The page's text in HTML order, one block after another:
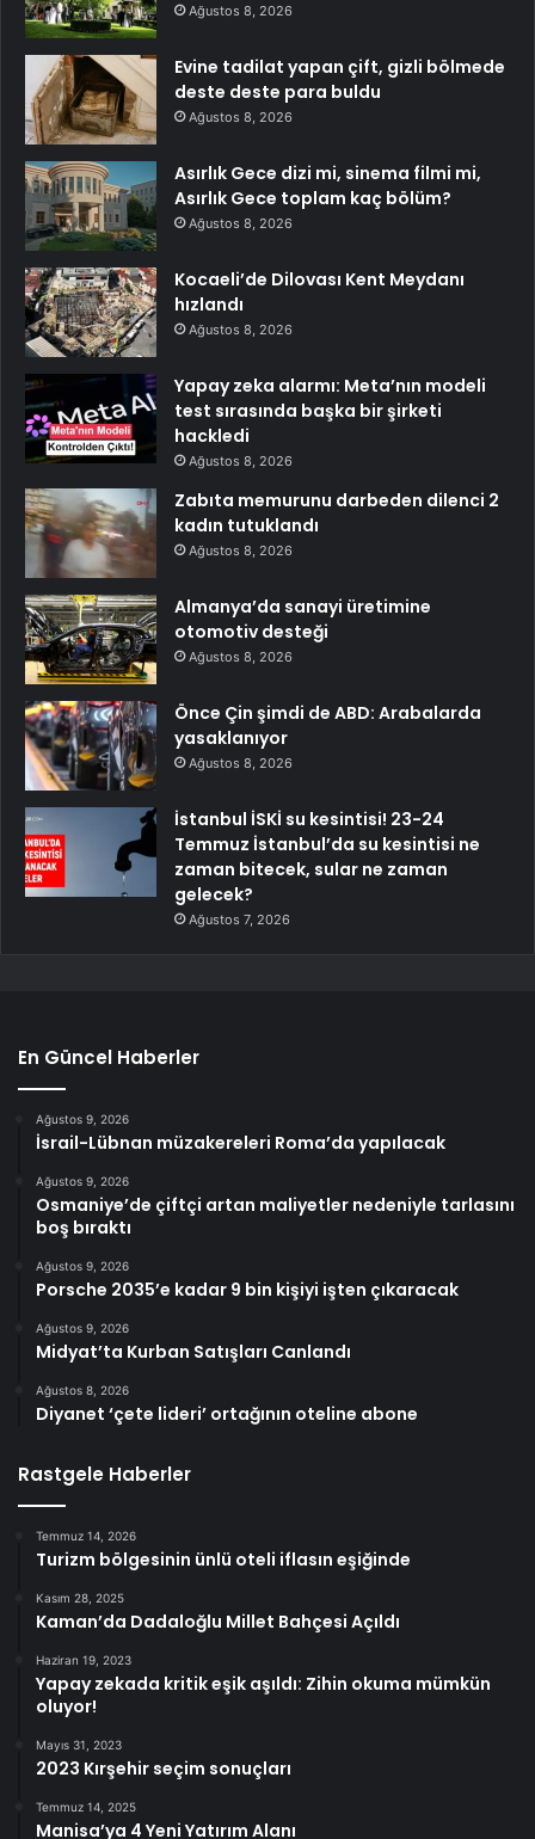
Ağustos 8, 2026
Evine tadilat yapan çift, gizli bölmede
deste deste para buldu
Ağustos 8, 2026
Asırlık Gece dizi mi, sinema filmi mi,
Asırlık Gece toplam kaç bölüm?
Ağustos 8, 2026
Kocaeli’de Dilovası Kent Meydanı
hızlandı
Ağustos 8, 2026
Yapay zeka alarmı: Meta’nın modeli
test sırasında başka bir şirketi
hackledi
Ağustos 8, 2026
Zabıta memurunu darbeden dilenci 2
kadın tutuklandı
Ağustos 8, 2026
Almanya’da sanayi üretimine
otomotiv desteği
Ağustos 8, 2026
Önce Çin şimdi de ABD: Arabalarda
yasaklanıyor
Ağustos 8, 2026
İstanbul İSKİ su kesintisi! 23-24
Temmuz İstanbul’da su kesintisi ne
zaman bitecek, sular ne zaman
gelecek?
Ağustos 7, 2026
En Güncel Haberler
Ağustos 9, 2026
İsrail-Lübnan müzakereleri Roma’da yapılacak
Ağustos 9, 2026
Osmaniye’de çiftçi artan maliyetler nedeniyle tarlasını
boş bıraktı
Ağustos 9, 2026
Porsche 2035’e kadar 9 bin kişiyi işten çıkaracak
Ağustos 9, 2026
Midyat’ta Kurban Satışları Canlandı
Ağustos 8, 2026
Diyanet ‘çete lideri’ ortağının oteline abone
Rastgele Haberler
Temmuz 14, 2026
Turizm bölgesinin ünlü oteli iflasın eşiğinde
Kasım 28, 2025
Kaman’da Dadaloğlu Millet Bahçesi Açıldı
Haziran 19, 2023
Yapay zekada kritik eşik aşıldı: Zihin okuma mümkün
oluyor!
Mayıs 31, 2023
2023 Kırşehir seçim sonuçları
Temmuz 14, 2025
Manisa’ya 4 Yeni Yatırım Alanı